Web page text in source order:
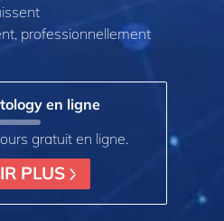
professionnellement
en ligne
gratuit en ligne.
PLUS